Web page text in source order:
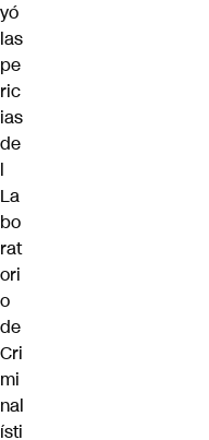
yó
las
pe
ric
ias
de
l
La
bo
rat
ori
o
de
Cri
mi
nal
ísti